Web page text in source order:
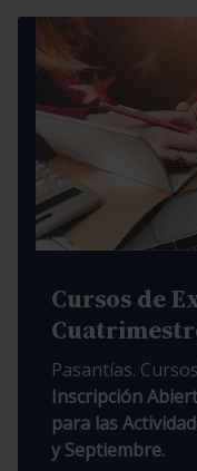
Cursos de
Pasantías.
Inscripción
para las
y Septiembre.